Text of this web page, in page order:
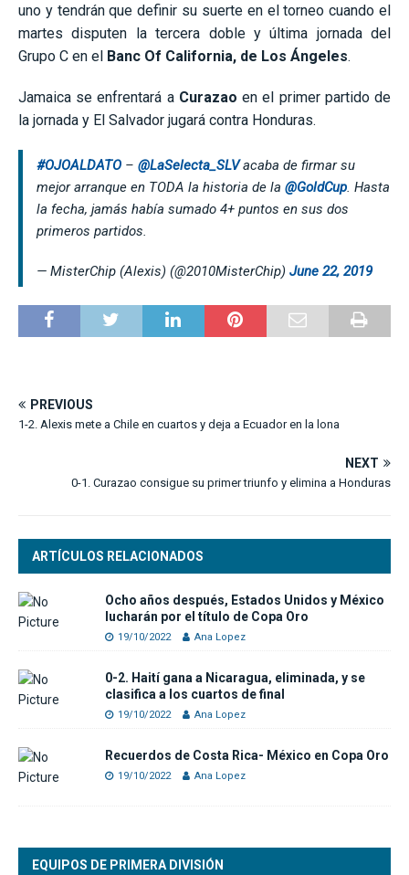
uno y tendrán que definir su suerte en el torneo cuando el
martes disputen la tercera doble y última jornada del
Grupo C en el Banc Of California, de Los Ángeles.
Jamaica se enfrentará a Curazao en el primer partido de
la jornada y El Salvador jugará contra Honduras.
#OJOALDATO – @LaSelecta_SLVacaba de firmar su
mejor arranque en TODA la historia de la @GoldCup . Hasta
la fecha, jamás había sumado 4+ puntos en sus dos
primeros partidos.
— MisterChip (Alexis) (@2010MisterChip) June 22, 2019
PREVIOUS
1-2. Alexis mete a Chile en cuartos y deja a Ecuador en la lona
NEXT
0-1. Curazao consigue su primer triunfo y elimina a Honduras
ARTÍCULOS RELACIONADOS
Ocho años después, Estados Unidos y México
lucharán por el título de Copa Oro
19/10/2022 Ana Lopez
0-2. Haití gana a Nicaragua, eliminada, y se
clasifica a los cuartos de final
19/10/2022 Ana Lopez
Recuerdos de Costa Rica- México en Copa Oro
19/10/2022 Ana Lopez
EQUIPOS DE PRIMERA DIVISIÓN